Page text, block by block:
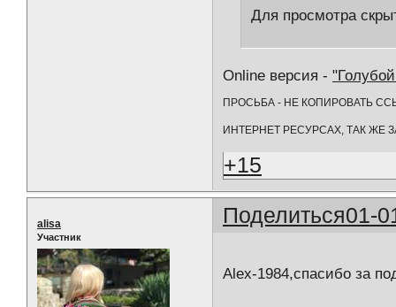
Для просмотра
Online версия -
ПРОСЬБА - НЕ КОПИРОВАТЬ
ИНТЕРНЕТ РЕСУРСАХ, ТАК ЖЕ
+15
Поделиться01-
alisa
Участник
Alex-1984,спасибо за